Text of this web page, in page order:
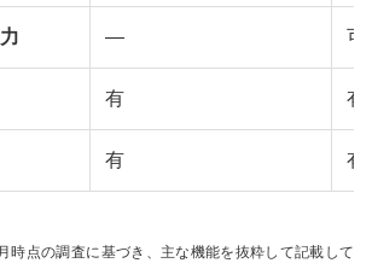
― 可
有 有
有 有*
点の調査に基づき、主な機能を抜粋して記載して